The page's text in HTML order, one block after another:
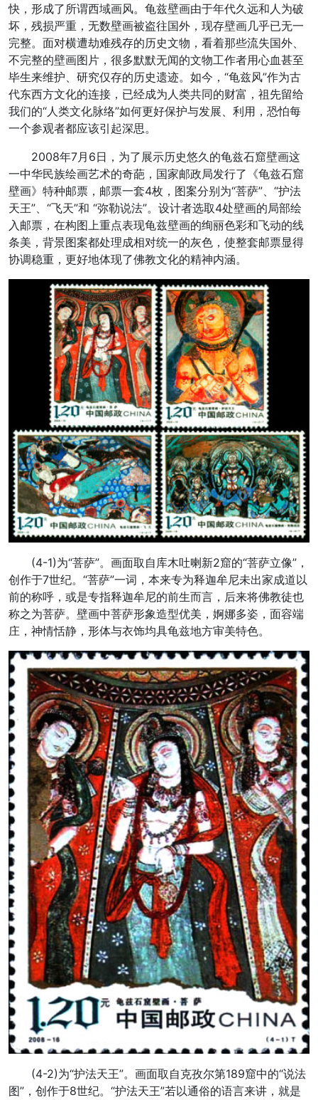
快，形成了所谓西域画风。龟兹壁画由于年代久远和人为破
坏，残损严重，无数壁画被盗往国外，现存壁画几乎已无一
完整。面对横遭劫难残存的历史文物，看着那些流失国外、
不完整的壁画图片，很多默默无闻的文物工作者用心血甚至
毕生来维护、研究仅存的历史遗迹。如今，“龟兹风”作为古
代东西方文化的连接，已经成为人类共同的财富，祖先留给
我们的“人类文化脉络”如何更好保护与发展、利用，恐怕每
一个参观者都应该引起深思。
2008年7月6日，为了展示历史悠久的龟兹石窟壁画这
一中华民族绘画艺术的奇葩，国家邮政局发行了《龟兹石窟
壁画》特种邮票，邮票一套4枚，图案分别为“菩萨”、“护法
天王”、“飞天”和 “弥勒说法”。设计者选取4处壁画的局部绘
入邮票，在构图上重点表现龟兹壁画的绚丽色彩和飞动的线
条美，背景图案都处理成相对统一的灰色，使整套邮票显得
协调稳重，更好地体现了佛教文化的精神内涵。
(4-1)为“菩萨”。画面取自库木吐喇新2窟的“菩萨立像”，
创作于7世纪。“菩萨”一词，本来专为释迦牟尼未出家成道以
前的称呼，或是专指释迦牟尼的前生而言，后来将佛教徒也
称之为菩萨。壁画中菩萨形象造型优美，婀娜多姿，面容端
庄，神情恬静，形体与衣饰均具龟兹地方审美特色。
(4-2)为“护法天王”。画面取自克孜尔第189窟中的“说法
图”，创作于8世纪。“护法天王”若以通俗的语言来讲，就是